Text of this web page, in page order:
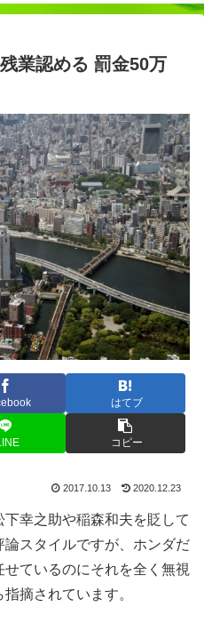
業認める 罰金50万
はてブ
コピー
2017.10.13 2020.12.23
幸之助や稲森和夫を貶して
スタイルですが、ホンダだ
ているのにそれを全く無視
摘されています。